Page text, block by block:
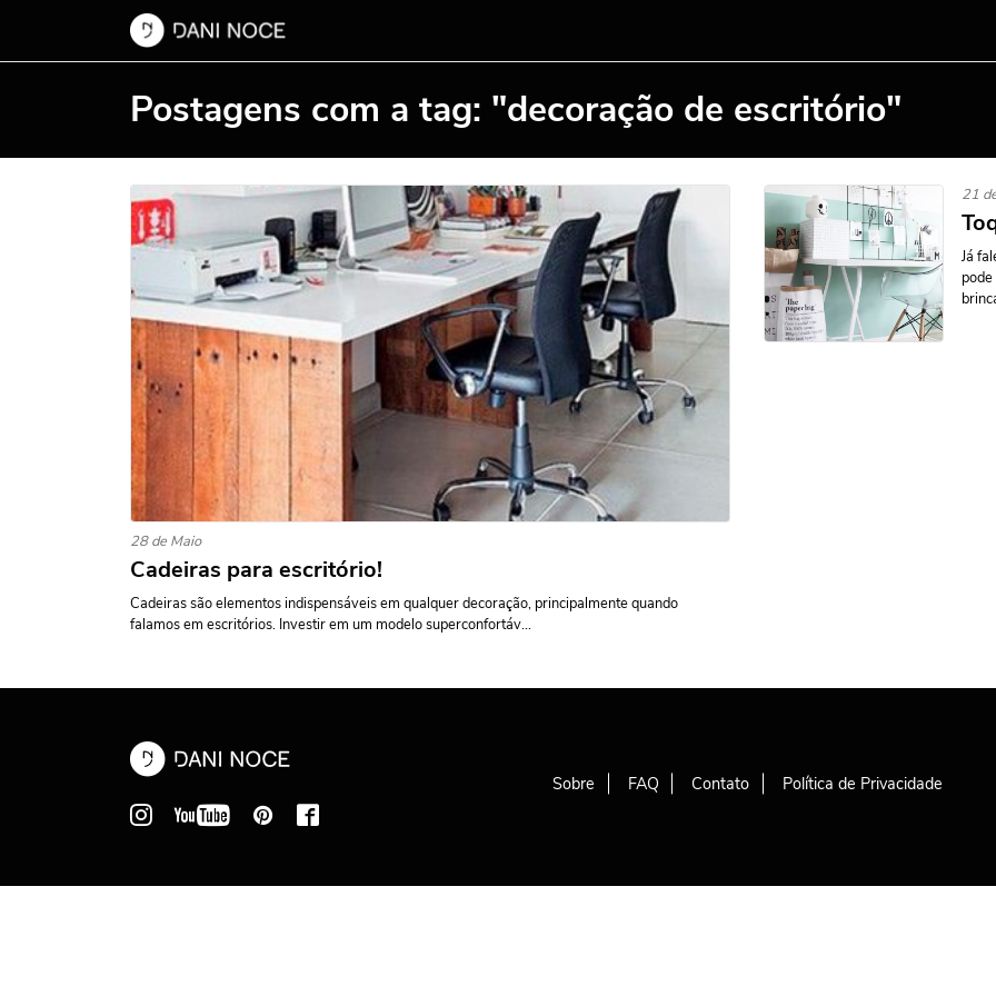
Postagens com a tag: "decoração de escritório"
28 de Maio
Cadeiras para escritório!
Cadeiras são elementos indispensáveis em qualquer decoração, principalmente quando
falamos em escritórios. Investir em um modelo superconfortáv...
21
Já
Sobre FAQ Contato Política de Privacidade